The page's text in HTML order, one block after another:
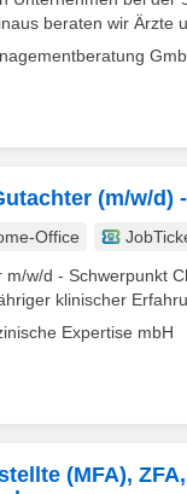
beraten wir Ärzte
(m/w/
Office
w/d - Schwerpunkt
klinischer
Expertise mbH
(MFA),